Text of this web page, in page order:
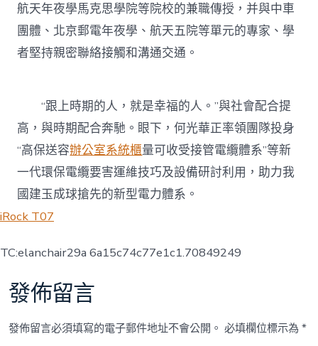
航天年夜學馬克思學院等院校的兼職傳授，并與中車
團體、北京郵電年夜學、航天五院等單元的專家、學
者堅持親密聯絡接觸和溝通交通。
“跟上時期的人，就是幸福的人。”與社會配合提
高，與時期配合奔馳。眼下，何光華正率領團隊投身
“高保送容辦公室系統櫃量可收受接管電纜體系”等新
一代環保電纜要害運維技巧及設備研討利用，助力我
國建玉成球搶先的新型電力體系。
iRock T07
TC:elanchair29a 6a15c74c77e1c1.70849249
發佈留言
發佈留言必須填寫的電子郵件地址不會公開。 必填欄位標示為*